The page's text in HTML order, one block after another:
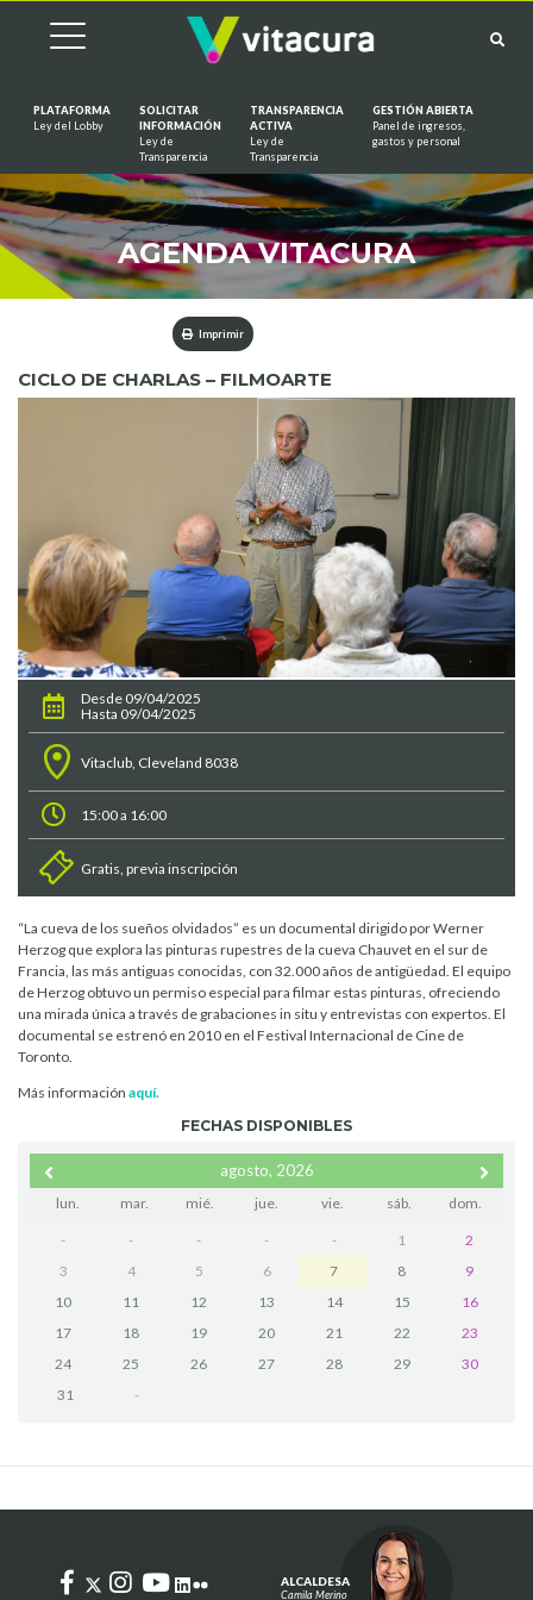
PLATAFORMA
Ley del Lobby
SOLICITAR
INFORMACIÓN
Ley de
Transparencia
TRANSPARENCIA
ACTIVA
Ley de
Transparencia
GESTIÓN ABIERTA
Panel de ingresos,
gastos y personal
AGENDA VITACURA
Imprimir
CICLO DE CHARLAS – FILMOARTE
Desde 09/04/2025
Hasta 09/04/2025
Vitaclub, Cleveland 8038
15:00 a 16:00
Gratis, previa inscripción
“La cueva de los sueños olvidados” es un documental dirigido por Werner
Herzog que explora las pinturas rupestres de la cueva Chauvet en el sur de
Francia, las más antiguas conocidas, con 32.000 años de antigüedad. El equipo
de Herzog obtuvo un permiso especial para filmar estas pinturas, ofreciendo
una mirada única a través de grabaciones in situ y entrevistas con expertos. El
documental se estrenó en 2010 en el Festival Internacional de Cine de
Toronto.
Más información aquí.
FECHAS DISPONIBLES
agosto, 2026
lun. mar. mié. jue. vie. sáb. dom.
- - - - - 1
2
3
4 5 6 7 8
9
10
11 12 13 14 15
16
17
18 19 20 21 22
23
24
25 26 27 28 29
30
31
-
ALCALDESA
Camila Merino